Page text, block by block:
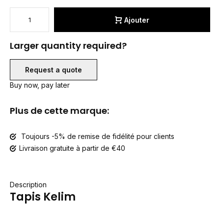
Ajouter
Larger quantity required?
Request a quote
Buy now, pay later
Plus de cette marque:
Toujours -5% de remise de fidélité pour clients
Livraison gratuite à partir de €40
Description
Tapis Kelim